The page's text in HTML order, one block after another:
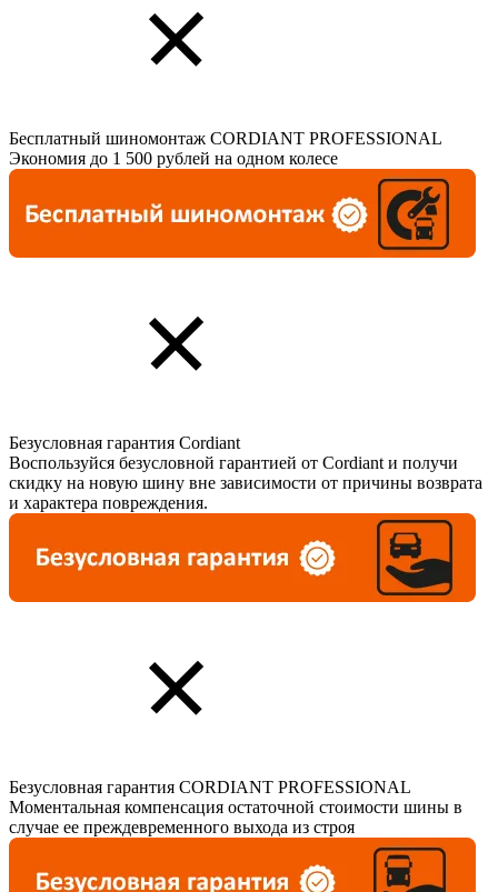
Бесплатный шиномонтаж CORDIANT PROFESSIONAL
Экономия до 1 500 рублей на одном колесе
Безусловная гарантия Cordiant
Воспользуйся безусловной гарантией от Cordiant и получи
скидку на новую шину вне зависимости от причины возврата
и характера повреждения.
Безусловная гарантия CORDIANT PROFESSIONAL
Моментальная компенсация остаточной стоимости шины в
случае ее преждевременного выхода из строя